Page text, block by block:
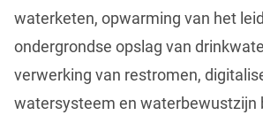
waterketen, opwarming van het
ondergrondse opslag van
verwerking van restromen,
watersysteem en waterbewustzijn